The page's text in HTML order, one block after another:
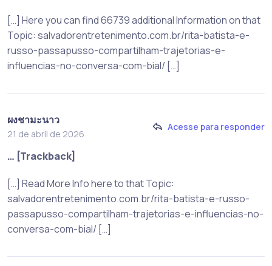
[…] Here you can find 66739 additional Information on that
Topic: salvadorentretenimento.com.br/rita-batista-e-
russo-passapusso-compartilham-trajetorias-e-
influencias-no-conversa-com-bial/ […]
ผงชามะนาว
21 de abril de 2026
Acesse para responder
… [Trackback]
[…] Read More Info here to that Topic:
salvadorentretenimento.com.br/rita-batista-e-russo-
passapusso-compartilham-trajetorias-e-influencias-no-
conversa-com-bial/ […]